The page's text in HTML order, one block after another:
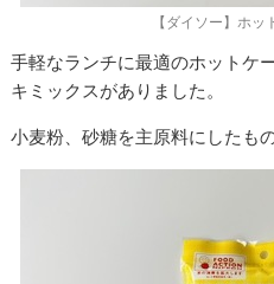
【ダイソー】ホ
手軽なランチに最適のホットケ
キミックスがありました。
小麦粉、砂糖を主原料にしたも